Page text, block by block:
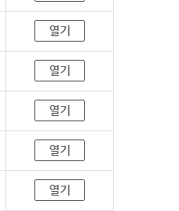
열기
열기
열기
열기
열기